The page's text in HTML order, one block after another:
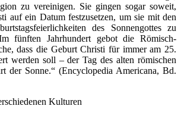
zu vereinigen. Sie gingen sogar soweit,
auf ein Datum festzusetzen, um sie mit den
des Sonnengottes zu
fünften Jahrhundert gebot die Römisch-
dass die Geburt Christi für immer am 25.
werden soll – der Tag des alten römischen
der Sonne.“ (Encyclopedia Americana, Bd.